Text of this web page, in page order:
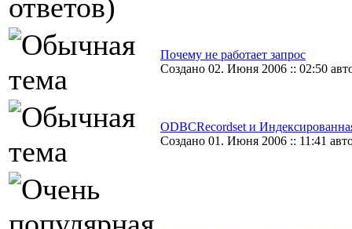
Почему не работает запрос
Создано 02. Июня 2006 :: 02:50
ODBCRecordset и
Создано 01. Июня 2006 :: 11:41